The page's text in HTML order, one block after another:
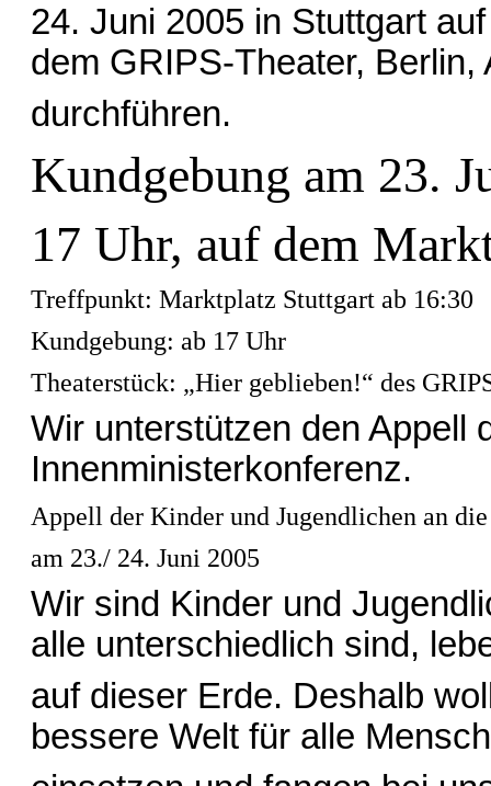
24. Juni 2005 in Stuttgart
dem GRIPS-Theater, Berlin,
durchführen.
Kundgebung am 23.
17 Uhr, auf dem
Treffpunkt: Marktplatz Stuttgart ab 16:30
Kundgebung: ab 17 Uhr
Theaterstück: „Hier geblieben!“ des
Wir unterstützen den Appell
Innenministerkonferenz.
Appell der Kinder und Jugendlichen an
am 23./ 24. Juni 2005
Wir sind Kinder und
alle unterschiedlich sind,
auf dieser Erde. Deshalb
bessere Welt für alle